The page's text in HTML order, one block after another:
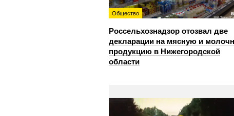
Общество
Россельхознадзор отозвал две
декларации на мясную и
продукцию в Нижегородской
области